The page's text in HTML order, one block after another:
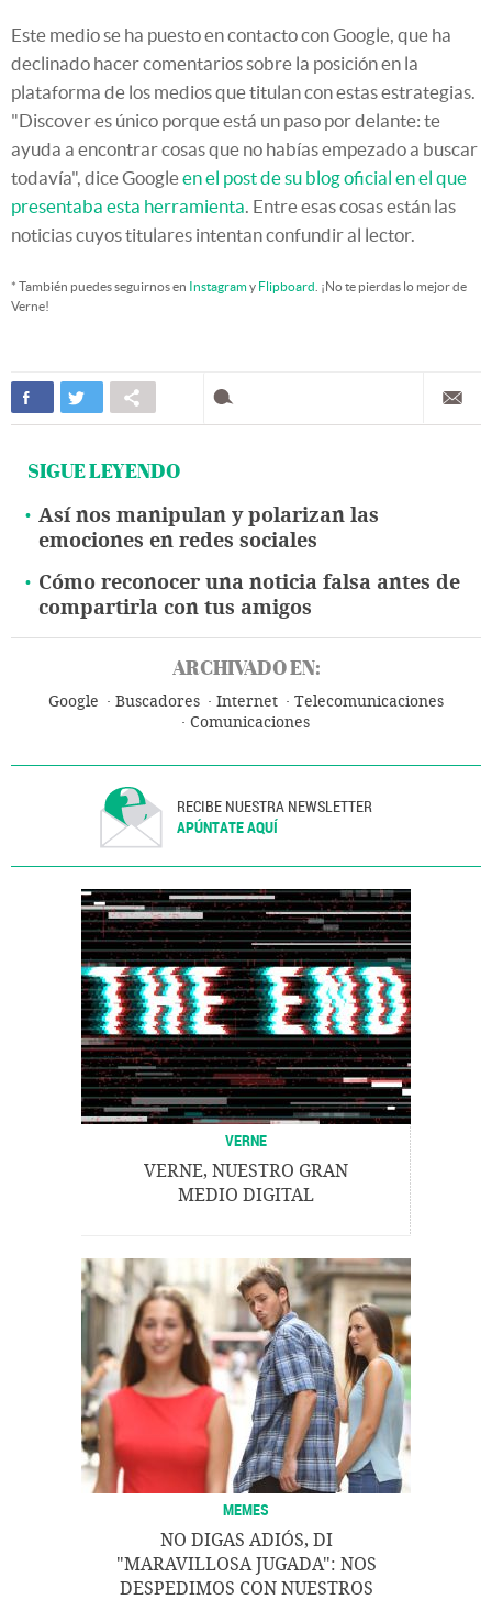
Este medio se ha puesto en contacto con Google, que ha
declinado hacer comentarios sobre la posición en la
plataforma de los medios que titulan con estas estrategias.
"Discover es único porque está un paso por delante: te
ayuda a encontrar cosas que no habías empezado a buscar
todavía", dice Googleen el post de su blog oficial en el que
presentaba esta herramienta. Entre esas cosas están las
noticias cuyos titulares intentan confundir al lector.
* También puedes seguirnos en Instagramy Flipboard . ¡No te pierdas lo mejor de
Verne!
SIGUE LEYENDO
Así nos manipulan y polarizan las
emociones en redes sociales
Cómo reconocer una noticia falsa antes de
compartirla con tus amigos
ARCHIVADO EN:
Google Buscadores Internet
Telecomunicaciones
Comunicaciones
RECIBE NUESTRA NEWSLETTER
APÚNTATE AQUÍ
VERNE
VERNE, NUESTRO GRAN
MEDIO DIGITAL
MEMES
NO DIGAS ADIÓS, DI
"MARAVILLOSA JUGADA": NOS
DESPEDIMOS CON NUESTROS